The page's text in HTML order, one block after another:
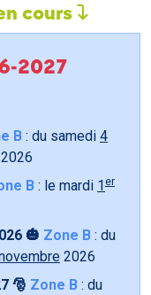
cours
2027
B : du samedi 4
2026
B : le mardi 1 er
🎃 Zone B : du
2026
🎅 Zone B : du